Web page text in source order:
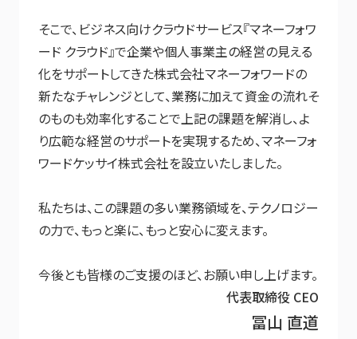
そこで、ビジネス向けクラウドサービス『マネーフォワ
ード クラウド』で企業や個人事業主の経営の見える
化をサポートしてきた株式会社マネーフォワードの
新たなチャレンジとして、業務に加えて資金の流れそ
のものも効率化することで上記の課題を解消し、よ
り広範な経営のサポートを実現するため、マネーフォ
ワードケッサイ株式会社を設立いたしました。
私たちは、この課題の多い業務領域を、テクノロジー
の力で、もっと楽に、もっと安心に変えます。
今後とも皆様のご支援のほど、お願い申し上げます。
代表取締役 CEO
冨山 直道